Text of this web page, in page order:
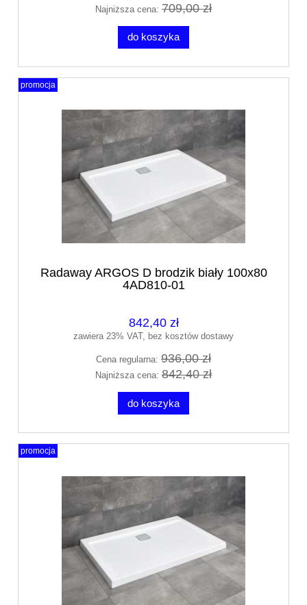
Najniższa cena: 709,00 zł
do koszyka
Radaway ARGOS D brodzik biały 100x80
4AD810-01
842,40 zł
zawiera 23% VAT, bez kosztów dostawy
Cena regularna: 936,00 zł
Najniższa cena: 842,40 zł
do koszyka
promocja
promocja